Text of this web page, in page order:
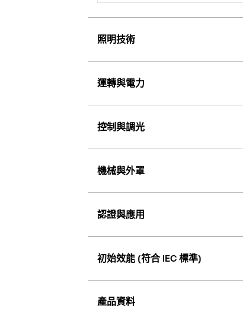
照明技術
運轉與電力
控制與調光
機械與外罩
認證與應用
初始效能 (符合 IEC 標準)
產品資料